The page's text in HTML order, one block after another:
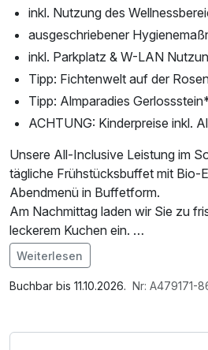
inkl. Nutzung des
ausgeschriebener
inkl. Parkplatz & W-LAN
Tipp: Fichtenwelt auf der
Tipp: Almparadies
ACHTUNG: Kinderpreise inkl.
Unsere All-Inclusive Leistung im
tägliche Frühstücksbuffet mit Bio-
Abendmenü in Buffetform.
Am Nachmittag laden wir Sie zu
leckerem Kuchen ein.
Ausgewählte Getränke wie
Softdrinks, Apfelsaft und Wasser
Hausgäste von 10:00 bis 21:00
Im Angebot enthalten
Saunabenutzung, Parkplatz,
Weiterlesen
Buchbar bis 11.10.2026. Nr: A479171-